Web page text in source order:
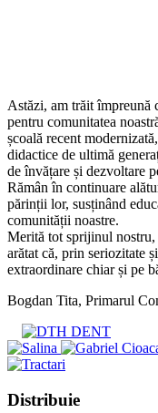
Astăzi, am trăit împreună
pentru comunitatea
școală recent
didactice de ultimă
de învățare și dezvoltare
Rămân în continuare
părinții lor, susținând
comunității noastre.
Merită tot sprijinul nostru,
arătat că, prin seriozitate
extraordinare chiar și pe
Bogdan Tita, Primarul
DistribuieShare